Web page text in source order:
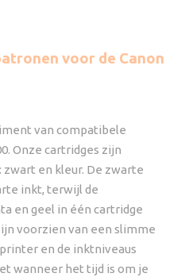
voor de Canon
van compatibele
Onze cartridges zijn
en kleur. De zwarte
inkt, terwijl de
en geel in één cartridge
voorzien van een slimme
en de inktniveaus
wanneer het tijd is om je